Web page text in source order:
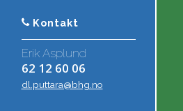
Kontakt
Erik Asplund
62 12 60 06
dl.puttara@bhg.no